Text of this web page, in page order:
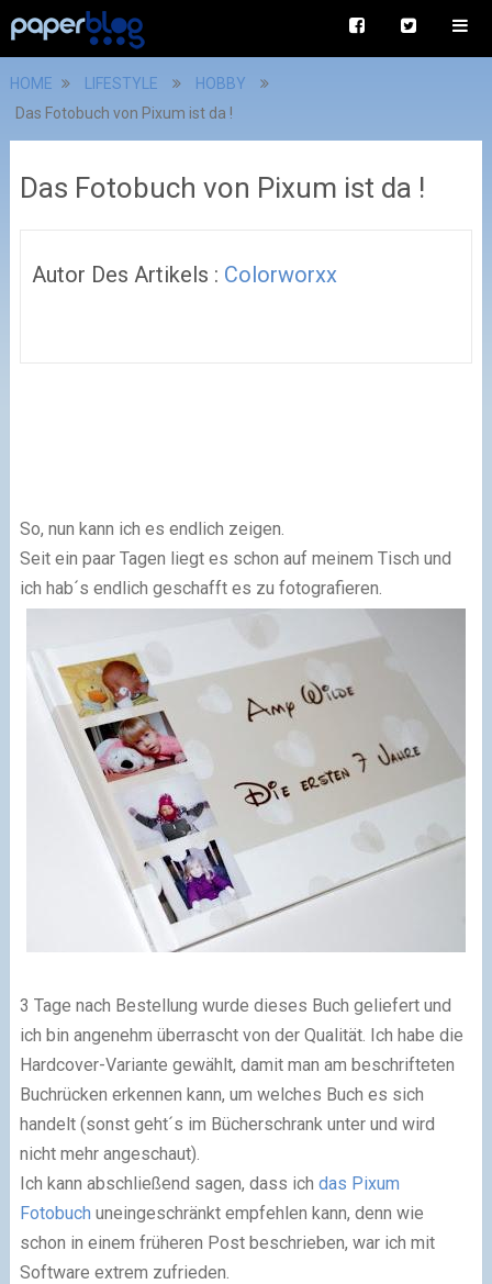
HOME LIFESTYLE
HOBBY
Das Fotobuch von Pixum ist da !
Das Fotobuch von Pixum ist da !
Autor Des Artikels : Colorworxx
So, nun kann ich es endlich zeigen.
Seit ein paar Tagen liegt es schon auf meinem Tisch und
ich hab´s endlich geschafft es zu fotografieren.
3 Tage nach Bestellung wurde dieses Buch geliefert und
ich bin angenehm überrascht von der Qualität. Ich habe die
Hardcover-Variante gewählt, damit man am beschrifteten
Buchrücken erkennen kann, um welches Buch es sich
handelt (sonst geht´s im Bücherschrank unter und wird
nicht mehr angeschaut).
Ich kann abschließend sagen, dass ich das Pixum
Fotobuch uneingeschränkt empfehlen kann, denn wie
schon in einem früheren Post beschrieben, war ich mit
Software extrem zufrieden.